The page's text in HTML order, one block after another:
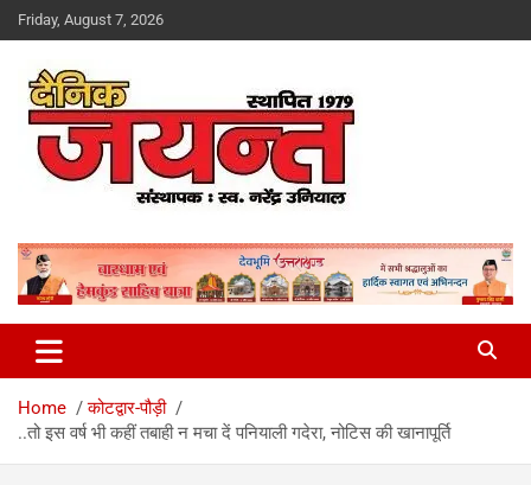
Skip
to
Friday, August 7, 2026
Dainik Jayant
Home
कोटद्वार-पौड़ी
..तो इस वर्ष भी कहीं तबाही न मचा दें पनियाली गदेरा, नोटिस की खानापूर्ति